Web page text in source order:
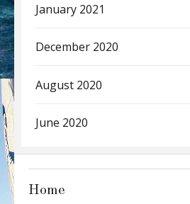
January 2021
December 2020
August 2020
June 2020
Home